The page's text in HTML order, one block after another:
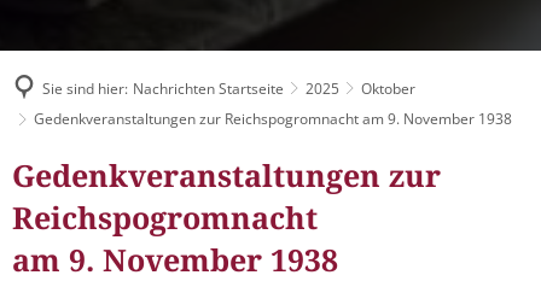
Konzertsaal LMAH
Schlitzer Geschichten
Sie sind hier: Nachrichten Startseite 2025
Oktober
Gedenkveranstaltungen zur Reichspogromnacht am 9. November 1938
Gedenkveranstaltungen zur
Reichspogromnacht
am 9. November 1938